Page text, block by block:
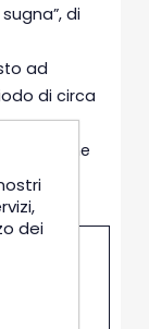
di
ad
di circa
che
dei